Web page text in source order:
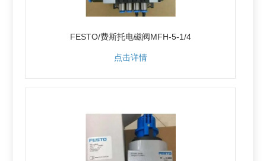
FESTO/费斯托电磁阀MFH-5-1/4
点击详情